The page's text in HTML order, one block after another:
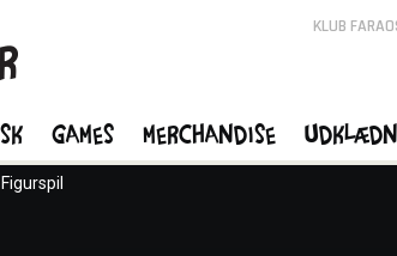
KLUB
Games Merchandise